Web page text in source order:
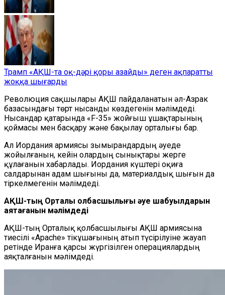
Трамп «АҚШ-та оқ-дәрі қоры азайды» деген ақпаратты
жоққа шығарды
Революция сақшылары АҚШ пайдаланатын әл-Азрак
базасындағы төрт нысанды көздегенін мәлімдеді.
Нысандар қатарында «F-35» жойғыш ұшақтарының
қоймасы мен басқару және бақылау орталығы бар.
Ал Иордания армиясы зымырандардың әуеде
жойылғанын, кейін олардың сынықтары жерге
құлағанын хабарлады. Иордания күштері оқиға
салдарынан адам шығыны да, материалдық шығын да
тіркелмегенін мәлімдеді.
АҚШ-тың Орталық қолбасшылығы әуе шабуылдарын
аяқтағанын мәлімдеді
АҚШ-тың Орталық қолбасшылығы АҚШ армиясына
тиесілі «Apache» тікұшағының атып түсірілуіне жауап
ретінде Иранға қарсы жүргізілген операциялардың
аяқталғанын мәлімдеді.